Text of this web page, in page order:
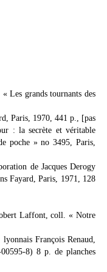
Les grands tournants des
Paris, 1970, 441 p., [pas
: la secrète et véritable
poche » no 3495, Paris,
de Jacques Derogy
Fayard, Paris, 1971, 128
Laffont, coll. « Notre
François Renaud,
8) 8 p. de planches